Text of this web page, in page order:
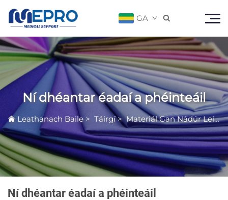
GA 
Ní dhéantar éadaí a phéinteáil
Leathanach Baile > Táirgí>Materiál Gan Nádúr Leibhéal Míochranaigh
Ní dhéantar éadaí a phéinteáil